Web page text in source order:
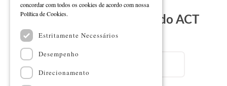
Subscreva a Newsletter do ACT
concordar com todos os cookies de acordo com nossa
Política de Cookies.
Estritamente Necessários
Desempenho
Direcionamento